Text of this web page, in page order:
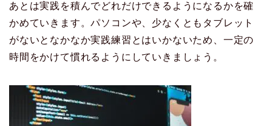
あとは実践を積んでどれだけできるようになるかを確
かめていきます。パソコンや、少なくともタブレット
がないとなかなか実践練習とはいかないため、一定の
時間をかけて慣れるようにしていきましょう。